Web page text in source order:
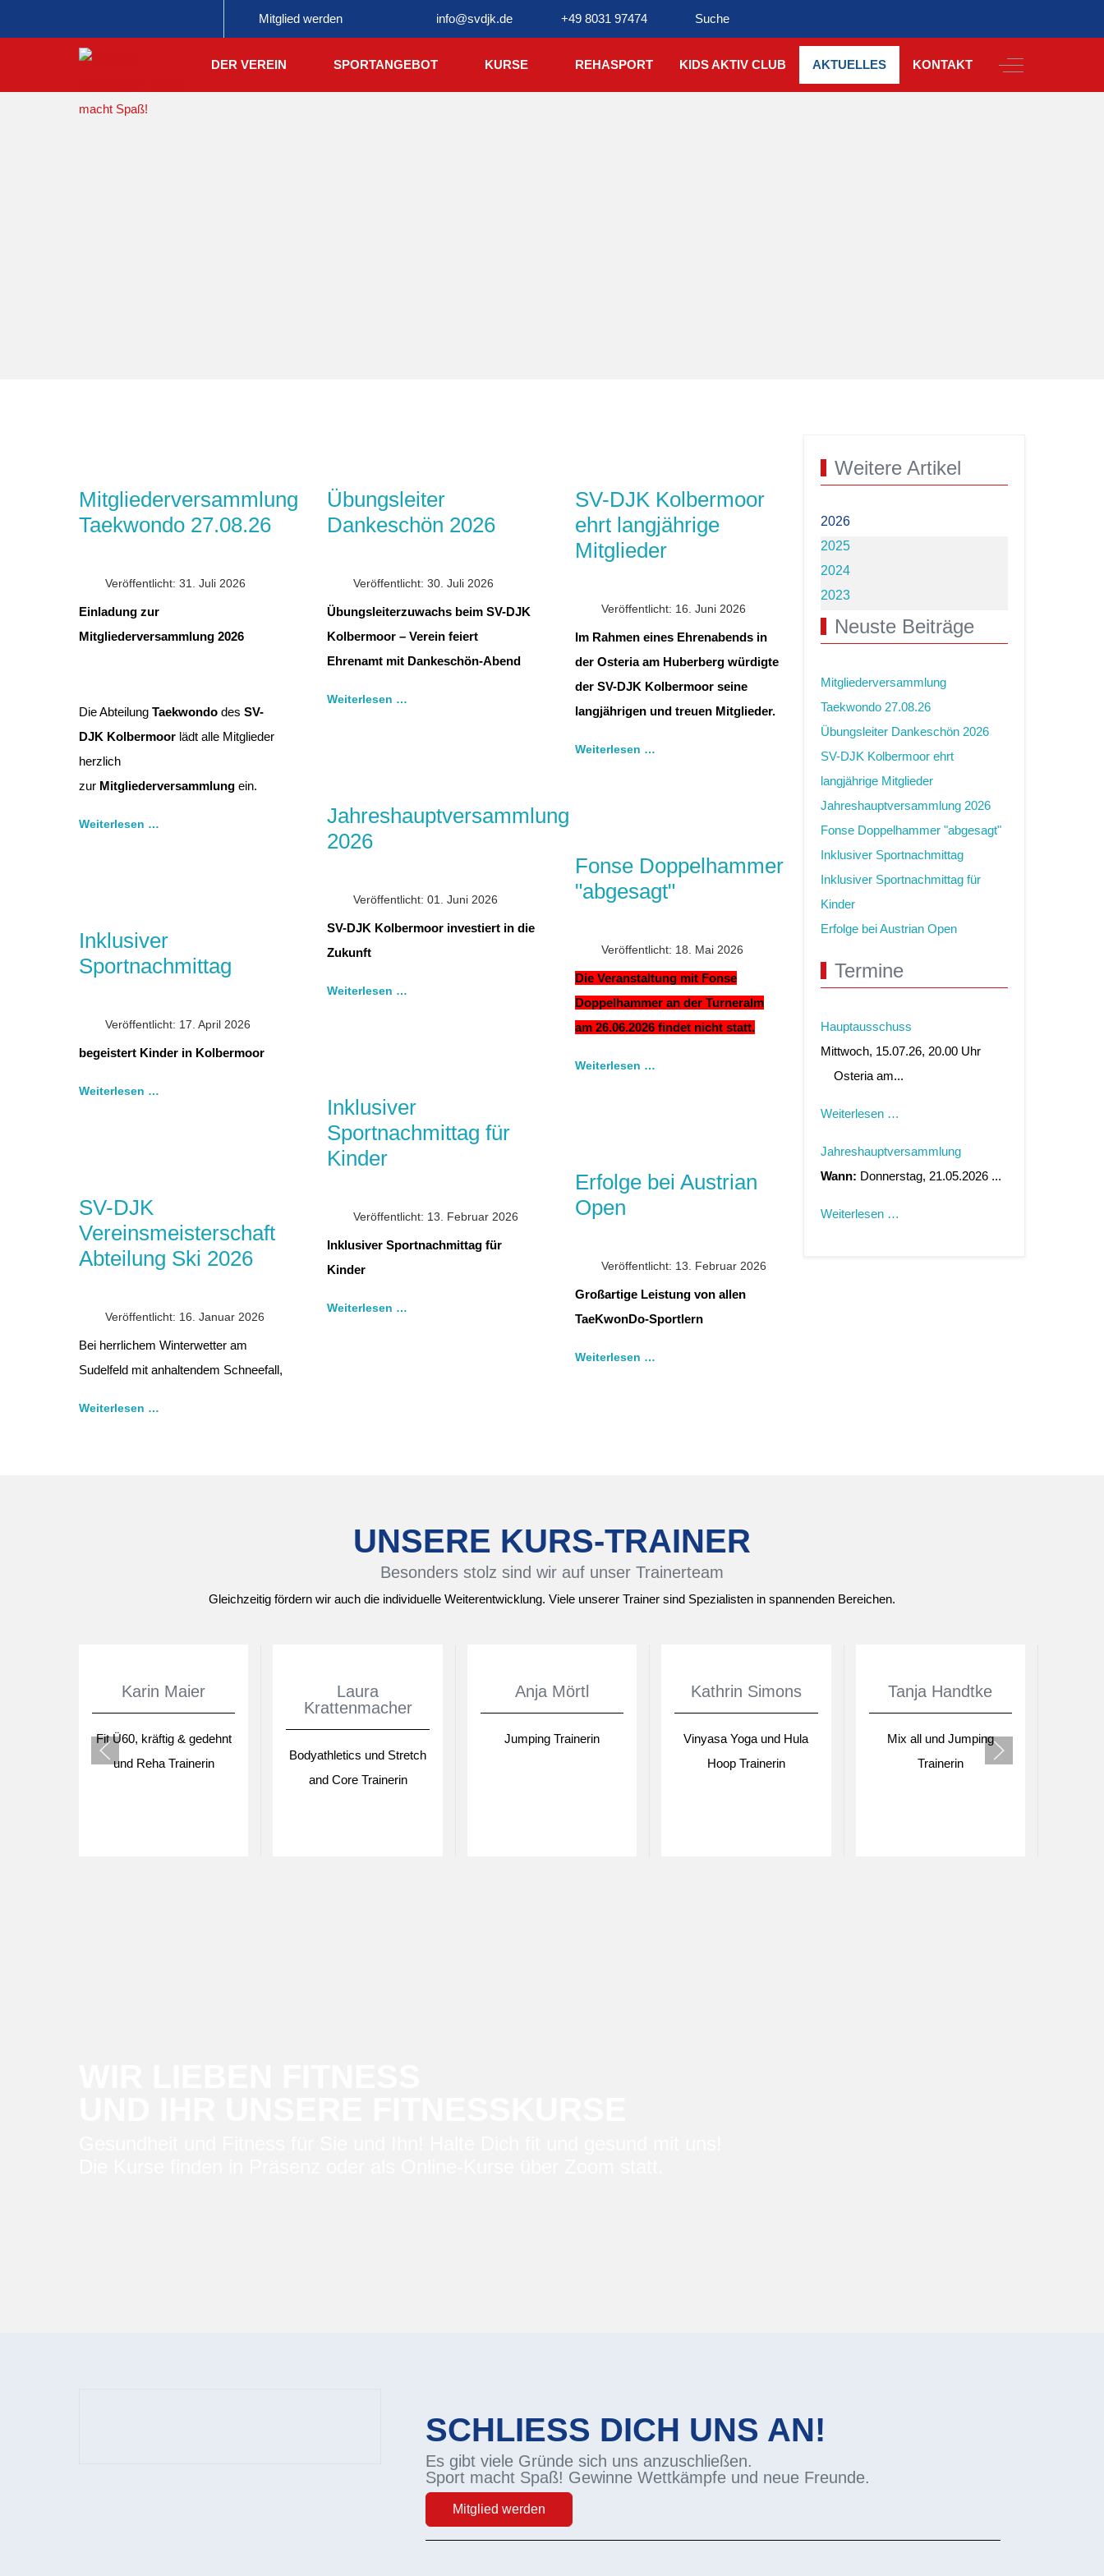
Mitglied werden info@svdjk.de +49 8031 97474 Suche
DER VEREIN SPORTANGEBOT KURSE REHASPORT KIDS AKTIV CLUB AKTUELLES KONTAKT Off-Canvas
Mitgliederversammlung
Taekwondo 27.08.26
Veröffentlicht: 31. Juli 2026
Einladung zur
Mitgliederversammlung 2026
Die Abteilung Taekwondo des SV-
DJK Kolbermoor lädt alle Mitglieder
herzlich
zur Mitgliederversammlung ein.
Weiterlesen …
Übungsleiter
Dankeschön 2026
Veröffentlicht: 30. Juli 2026
Übungsleiterzuwachs beim SV-DJK
Kolbermoor – Verein feiert
Ehrenamt mit Dankeschön-Abend
Weiterlesen …
SV-DJK Kolbermoor
ehrt langjährige
Mitglieder
Veröffentlicht: 16. Juni 2026
Im Rahmen eines Ehrenabends in
der Osteria am Huberberg würdigte
der SV-DJK Kolbermoor seine
langjährigen und treuen Mitglieder.
Weiterlesen …
Jahreshauptversammlung
2026
Veröffentlicht: 01. Juni 2026
SV-DJK Kolbermoor investiert in die
Zukunft
Weiterlesen …
Fonse Doppelhammer
"abgesagt"
Veröffentlicht: 18. Mai 2026
Die Veranstaltung mit Fonse
Doppelhammer an der Turneralm
am 26.06.2026 findet nicht statt.
Weiterlesen …
Inklusiver
Sportnachmittag
Veröffentlicht: 17. April 2026
begeistert Kinder in Kolbermoor
Weiterlesen …
Inklusiver
Sportnachmittag für
Kinder
Veröffentlicht: 13. Februar 2026
Inklusiver Sportnachmittag für
Kinder
Weiterlesen …
Erfolge bei Austrian
Open
Veröffentlicht: 13. Februar 2026
Großartige Leistung von allen
TaeKwonDo-Sportlern
Weiterlesen …
SV-DJK
Vereinsmeisterschaft
Abteilung Ski 2026
Veröffentlicht: 16. Januar 2026
Bei herrlichem Winterwetter am
Sudelfeld mit anhaltendem Schneefall,
Weiterlesen …
Weitere Artikel
2026
2025
2024
2023
Neuste Beiträge
Mitgliederversammlung
Taekwondo 27.08.26
Übungsleiter Dankeschön 2026
SV-DJK Kolbermoor ehrt
langjährige Mitglieder
Jahreshauptversammlung 2026
Fonse Doppelhammer "abgesagt"
Inklusiver Sportnachmittag
Inklusiver Sportnachmittag für
Kinder
Erfolge bei Austrian Open
Termine
Hauptausschuss
Mittwoch, 15.07.26, 20.00 Uhr
Osteria am...
Weiterlesen …
Jahreshauptversammlung
Wann: Donnerstag, 21.05.2026 ...
Weiterlesen …
UNSERE KURS-TRAINER
Besonders stolz sind wir auf unser Trainerteam
Gleichzeitig fördern wir auch die individuelle Weiterentwicklung. Viele unserer Trainer sind Spezialisten in spannenden Bereichen.
Karin Maier
Fit Ü60, kräftig & gedehnt
und Reha Trainerin
Laura
Krattenmacher
Bodyathletics und Stretch
and Core Trainerin
Anja Mörtl
Jumping Trainerin
Kathrin Simons
Vinyasa Yoga und Hula
Hoop Trainerin
Tanja Handtke
Mix all und Jumping
Trainerin
SCHLIESS DICH UNS AN!
Es gibt viele Gründe sich uns anzuschließen.
Sport macht Spaß! Gewinne Wettkämpfe und neue Freunde.
Mitglied werden